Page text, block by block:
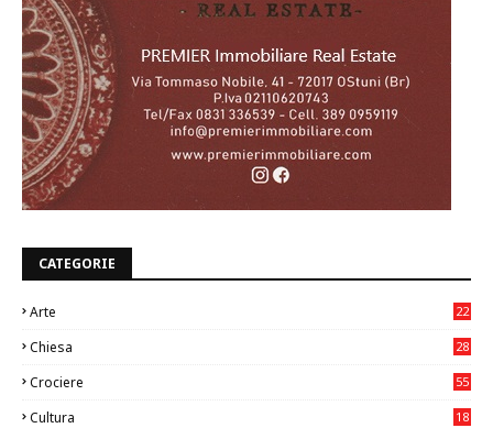
CATEGORIE
Arte
22
Chiesa
28
Crociere 55
Cultura
18